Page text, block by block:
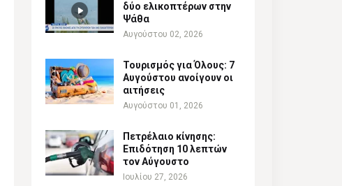
δύο ελικοπτέρων στην
Ψάθα
Αυγούστου 02, 2026
Τουρισμός για Όλους: 7
Αυγούστου ανοίγουν οι
αιτήσεις
Αυγούστου 01, 2026
Πετρέλαιο κίνησης:
Επιδότηση 10 λεπτών
τον Αύγουστο
Ιουλίου 27, 2026